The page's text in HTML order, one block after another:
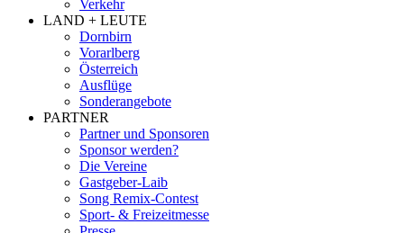
Verkehr
LAND + LEUTE
Dornbirn
Vorarlberg
Österreich
Ausflüge
Sonderangebote
PARTNER
Partner und Sponsoren
Sponsor werden?
Die Vereine
Gastgeber-Laib
Song Remix-Contest
Sport- & Freizeitmesse